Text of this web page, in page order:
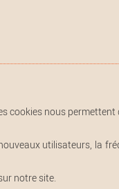
cookies nous
utilisateurs, la
notre site.